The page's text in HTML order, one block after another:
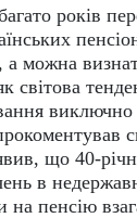
років
а можна
світова
виключно
що 40-
в
на пенсію